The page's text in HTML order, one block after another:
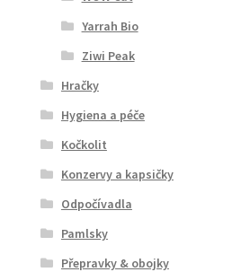
Yarrah Bio
Ziwi Peak
Hračky
Hygiena a péče
Kočkolit
Konzervy a kapsičky
Odpočívadla
Pamlsky
Přepravky & obojky